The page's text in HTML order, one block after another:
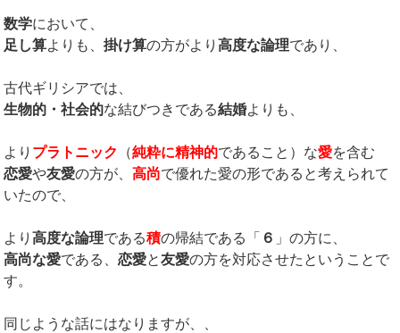
数学において、
足し算よりも、掛け算の方がより 高度な論理であり、
古代ギリシアでは、
生物的・社会的な結びつきである結婚よりも、
より プラトニック （純粋に精神的であること）な愛を含む
恋愛や友愛の方が、 高尚で優れた愛の形であると考えられて
いたので、
より 高度な論理である積の帰結である「 ６ 」の方に、
高尚な愛である、恋愛と友愛の方を対応させたということで
す。
同じような話にはなりますが、、